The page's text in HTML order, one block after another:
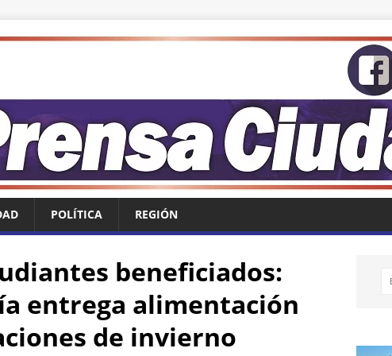
POLÍTICA REGIÓN
beneficiados:
entrega alimentación
de invierno